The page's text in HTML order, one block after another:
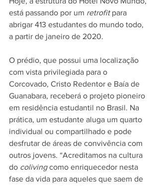
está passando por um retrofit para
abrigar 413 estudantes do mundo todo,
a partir de janeiro de 2020.
O prédio, que possui uma localização
com vista privilegiada para o
Corcovado, Cristo Redentor e Baía de
Guanabara, receberá o projeto pioneiro
em residência estudantil no Brasil. Na
prática, um estudante aluga um quarto
individual ou compartilhado e pode
desfrutar de áreas de convivência com
outros jovens. “Acreditamos na cultura
do coliving como enriquecedor nesta
fase da vida para aqueles que saem de